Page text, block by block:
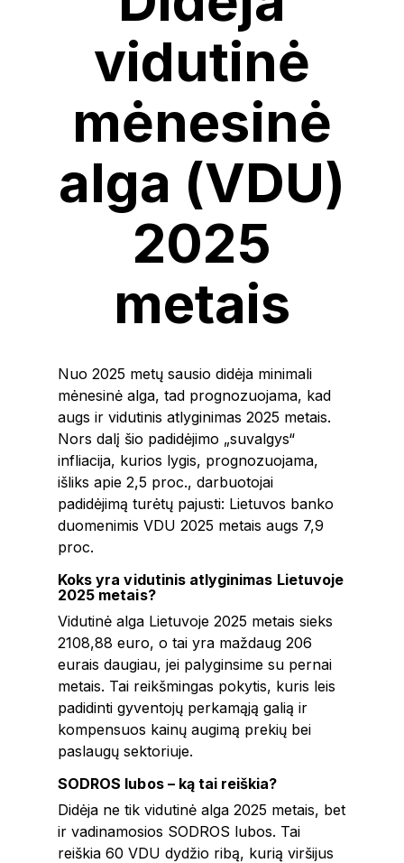
vidutinė
mėnesinė
alga (VDU)
2025
metais
Nuo 2025 metų sausio didėja minimali
mėnesinė alga, tad prognozuojama, kad
augs ir vidutinis atlyginimas 2025 metais.
Nors dalį šio padidėjimo „suvalgys“
infliacija, kurios lygis, prognozuojama,
išliks apie 2,5 proc., darbuotojai
padidėjimą turėtų pajusti: Lietuvos banko
duomenimis VDU 2025 metais augs 7,9
proc.
Koks yra vidutinis atlyginimas Lietuvoje
2025 metais?
Vidutinė alga Lietuvoje 2025 metais sieks
2108,88 euro, o tai yra maždaug 206
eurais daugiau, jei palyginsime su pernai
metais. Tai reikšmingas pokytis, kuris leis
padidinti gyventojų perkamąją galią ir
kompensuos kainų augimą prekių bei
paslaugų sektoriuje.
SODROS lubos – ką tai reiškia?
Didėja ne tik vidutinė alga 2025 metais, bet
ir vadinamosios SODROS lubos. Tai
reiškia 60 VDU dydžio ribą, kurią viršijus